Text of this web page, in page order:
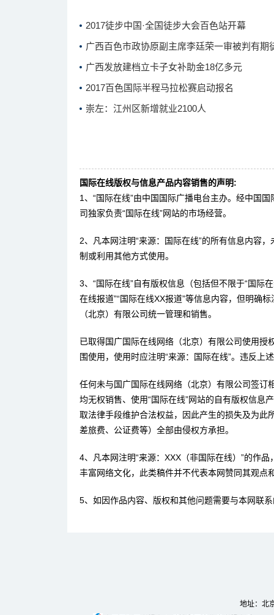
2017徒步中国·全国徒步大会百色站开幕
广西百色市政协原副主席李廷荣一审被判有期
广西发放建档立卡子女补助金18亿多元
2017百色国际半程马拉松赛启动报名
崇左：江州区新增就业2100人
国际在线版权与信息产品内容销售的声明:
1、“国际在线”由中国国际广播电台主办。经中国
司独家负责“国际在线”网站的市场经营。
2、凡本网注明“来源：国际在线”的所有信息内容
制或利用其他方式使用。
3、“国际在线”自有版权信息（包括但不限于“国际
在线报道”“国际在线XX报道”等信息内容，但明确
（北京）有限公司统一管理和销售。
已取得国广国际在线网络（北京）有限公司使用
围使用，使用时应注明“来源：国际在线”。违反上
任何未与国广国际在线网络（北京）有限公司签订
均无权销售、使用“国际在线”网站的自有版权信息
取法律手段维护合法权益，因此产生的损失及为此
差旅费、公证费等）全部由侵权方承担。
4、凡本网注明“来源：XXX（非国际在线）”的作
丰富网络文化，此类稿件并不代表本网赞同其观点
5、如因作品内容、版权和其他问题需要与本网联
地址：北